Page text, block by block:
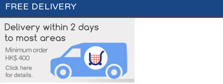
FREE DELIVERY